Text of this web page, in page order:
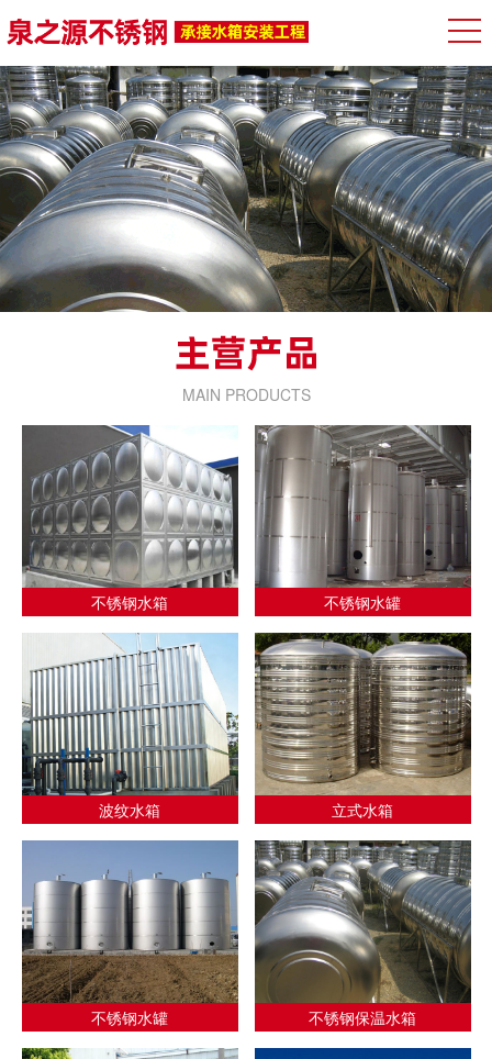
MAIN PRODUCTS
不锈钢水箱 不锈钢水罐
波纹水箱 立式水箱
不锈钢水罐 不锈钢保温水箱